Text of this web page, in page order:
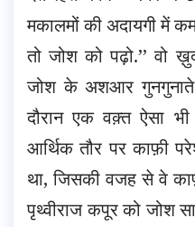
मकालमों की अदायगी में
तो जोश को पढ़ो.’’ वो
जोश के अशआर
दौरान एक वक़्त ऐसा
आर्थिक तौर पर काफ़ी
था, जिसकी वजह से वे
पृथ्वीराज कपूर को जोश